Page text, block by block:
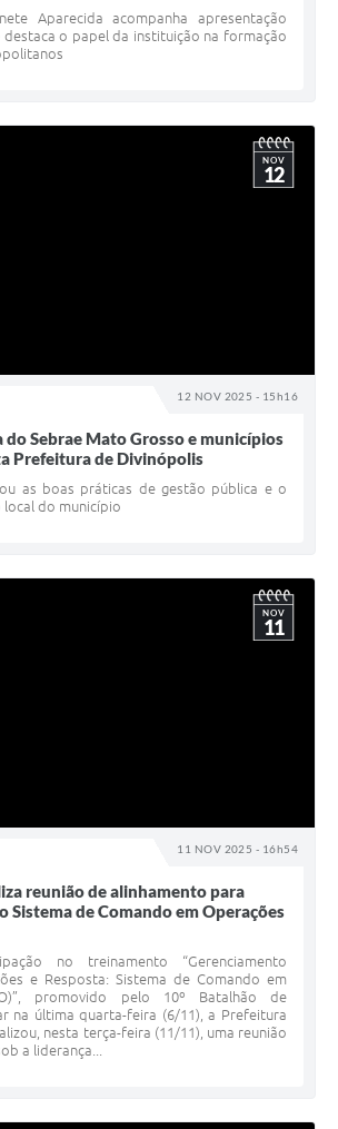
Aparecida acompanha apresentação
o papel da instituição na formação
12 NOV 2025 - 15h16
NOV
12
do Sebrae Mato Grosso e municípios
Prefeitura de Divinópolis
as boas práticas de gestão pública e o
do município
11 NOV 2025 - 16h54
NOV
11
reunião de alinhamento para
Sistema de Comando em Operações
no treinamento “Gerenciamento
e Resposta: Sistema de Comando em
promovido pelo 10º Batalhão de
na última quarta-feira (6/11), a Prefeitura
nesta terça-feira (11/11), uma reunião
a liderança...